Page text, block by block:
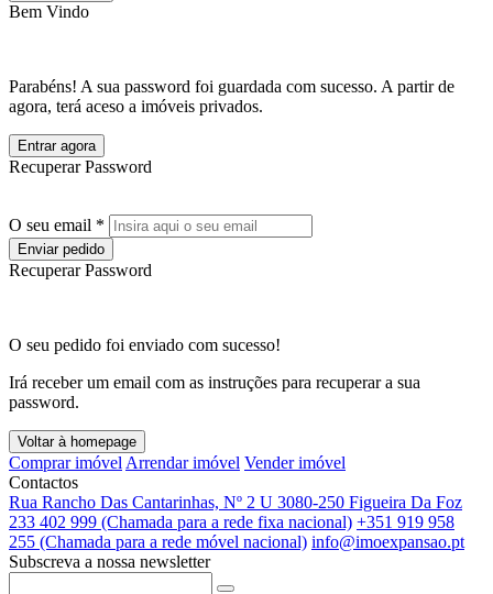
Bem Vindo
Parabéns! A sua password foi guardada com sucesso. A partir de
agora, terá aceso a imóveis privados.
Entrar agora
Recuperar Password
O seu email *
Enviar pedido
Recuperar Password
O seu pedido foi enviado com sucesso!
Irá receber um email com as instruções para recuperar a sua
password.
Voltar à homepage
Comprar imóvel Arrendar imóvel Vender imóvel
Contactos
Rua Rancho Das Cantarinhas, Nº 2 U 3080-250 Figueira Da Foz
233 402 999 (Chamada para a rede fixa nacional) +351 919 958
255 (Chamada para a rede móvel nacional) info@imoexpansao.pt
Subscreva a nossa newsletter